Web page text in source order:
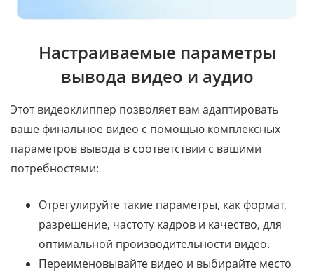
Настраиваемые параметры
вывода видео и аудио
Этот видеоклиппер позволяет вам адаптировать
ваше финальное видео с помощью комплексных
параметров вывода в соответствии с вашими
потребностями:
Отрегулируйте такие параметры, как формат,
разрешение, частоту кадров и качество, для
оптимальной производительности видео.
Переименовывайте видео и выбирайте место